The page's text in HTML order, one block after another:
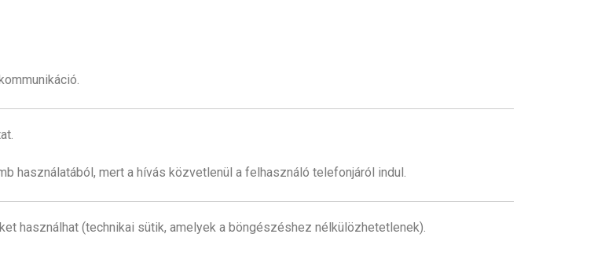
használatából, mert a hívás közvetlenül a felhasználó telefonjáról indul.
használhat (technikai sütik, amelyek a böngészéshez nélkülözhetetlenek).